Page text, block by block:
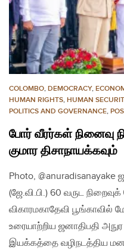
COLOMBO, DEMOCRACY,
HUMAN RIGHTS, HUMAN
POLITICS AND GOVERNANCE,
போர் வீரர்கள் நினைவு
குமார திசாநாயக்கவும்
Photo,
(ஜே.வி.பி.) 60 வருட
விகாரமகாதேவி பூங்காவில்
உரையாற்றிய ஜனாதிபதி
இயக்கத்தை வழிநடத்திய